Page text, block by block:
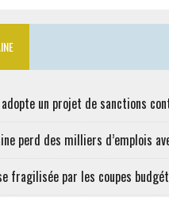
un projet de sanctions
perd des milliers d’emplois
fragilisée par les coupes